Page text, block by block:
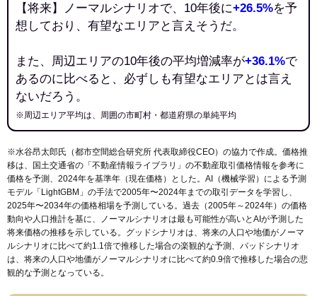
【将来】ノーマルシナリオで、10年後に+26.5%を予
想しており、有望なエリアと言えそうだ。
また、周辺エリアの10年後の平均増減率が+36.1%で
あるのに比べると、必ずしも有望なエリアとは言え
ないだろう。
※周辺エリア平均は、周囲の市町村・都道府県の単純平均
※水谷昂太郎氏（都市空間総合研究所 代表取締役CEO）の協力で作成。価格推
移は、国土交通省の「 不動産情報ライブラリ 」の不動産取引価格情報を参考に
価格を予測、2024年を基準年（現在価格）とした。AI（機械学習）による予測
モデル「LightGBM」の手法で2005年〜2024年までの取引データを学習し、
2025年〜2034年の価格相場を予測している。過去（2005年～2024年）の価格
動向や人口推計を基に、ノーマルシナリオは最も可能性が高いとAIが予測した
将来価格の推移を示している。グッドシナリオは、将来の人口や地価がノーマ
ルシナリオに比べて約1.1倍で推移した場合の楽観的な予測、バッドシナリオ
は、将来の人口や地価がノーマルシナリオに比べて約0.9倍で推移した場合の悲
観的な予測となっている。